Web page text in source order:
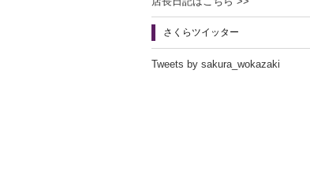
さくらツイッター
Tweets by sakura_wokazaki